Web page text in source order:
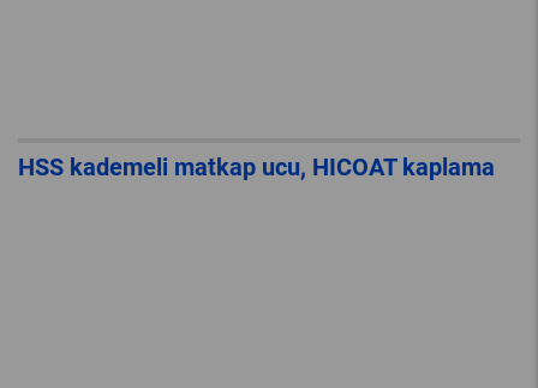
HSS kademeli matkap ucu, HICOAT kaplama